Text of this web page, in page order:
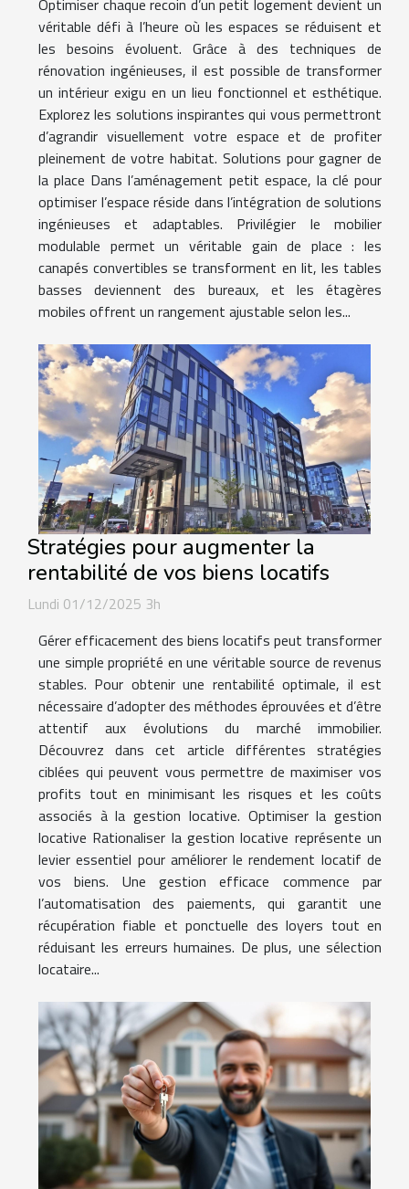
Optimiser chaque recoin d’un petit logement devient un
véritable défi à l’heure où les espaces se réduisent et
les besoins évoluent. Grâce à des techniques de
rénovation ingénieuses, il est possible de transformer
un intérieur exigu en un lieu fonctionnel et esthétique.
Explorez les solutions inspirantes qui vous permettront
d’agrandir visuellement votre espace et de profiter
pleinement de votre habitat. Solutions pour gagner de
la place Dans l’aménagement petit espace, la clé pour
optimiser l’espace réside dans l’intégration de solutions
ingénieuses et adaptables. Privilégier le mobilier
modulable permet un véritable gain de place : les
canapés convertibles se transforment en lit, les tables
basses deviennent des bureaux, et les étagères
mobiles offrent un rangement ajustable selon les...
Stratégies pour augmenter la
rentabilité de vos biens locatifs
Lundi 01/12/2025 3h
Gérer efficacement des biens locatifs peut transformer
une simple propriété en une véritable source de revenus
stables. Pour obtenir une rentabilité optimale, il est
nécessaire d’adopter des méthodes éprouvées et d’être
attentif aux évolutions du marché immobilier.
Découvrez dans cet article différentes stratégies
ciblées qui peuvent vous permettre de maximiser vos
profits tout en minimisant les risques et les coûts
associés à la gestion locative. Optimiser la gestion
locative Rationaliser la gestion locative représente un
levier essentiel pour améliorer le rendement locatif de
vos biens. Une gestion efficace commence par
l’automatisation des paiements, qui garantit une
récupération fiable et ponctuelle des loyers tout en
réduisant les erreurs humaines. De plus, une sélection
locataire...